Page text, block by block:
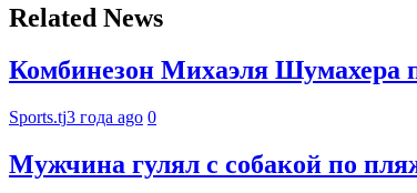
Related News
Комбинезон Михаэля Шумахера
Sports.tj3 года ago 0
Мужчина гулял с собакой по